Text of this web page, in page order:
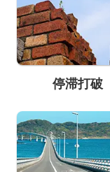
停滞打破